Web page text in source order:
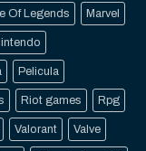
Of Legends Marvel
Pelicula
Riot games Rpg
Valorant Valve